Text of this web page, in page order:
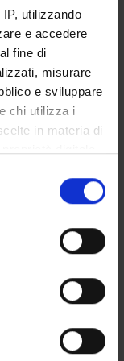
utilizzando
e accedere
fine di
misurare
e sviluppare
chi utilizza i
in materia di
in qualsiasi
o facendo clic
posizione
di qualche
: valeurs et
folk
percorsi identitari